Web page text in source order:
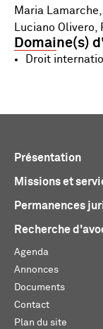
Maria
Luciano Olivero,
Domaine(s)
Droit
Présentation
Missions et
Permanences
Recherche
Agenda
Annonces
Documents
Contact
Plan du site